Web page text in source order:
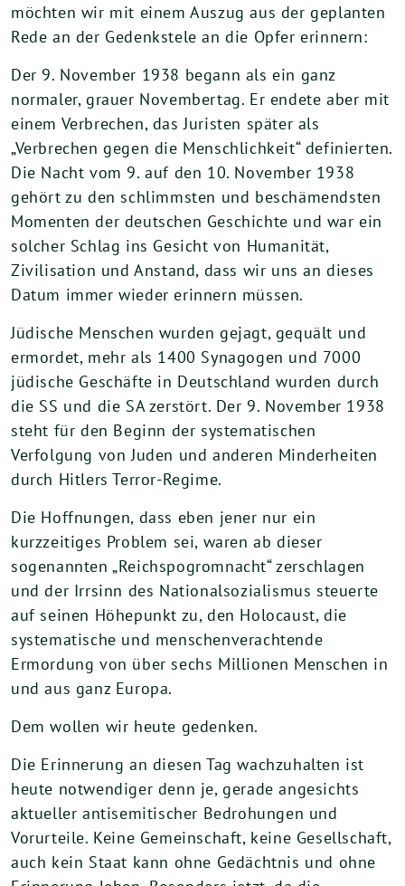
möchten wir mit einem Auszug aus der geplanten
Rede an der Gedenkstele an die Opfer erinnern:
Der 9. November 1938 begann als ein ganz
normaler, grauer Novembertag. Er endete aber mit
einem Verbrechen, das Juristen später als
„Verbrechen gegen die Menschlichkeit“ definierten.
Die Nacht vom 9. auf den 10. November 1938
gehört zu den schlimmsten und beschämendsten
Momenten der deutschen Geschichte und war ein
solcher Schlag ins Gesicht von Humanität,
Zivilisation und Anstand, dass wir uns an dieses
Datum immer wieder erinnern müssen.
Jüdische Menschen wurden gejagt, gequält und
ermordet, mehr als 1400 Synagogen und 7000
jüdische Geschäfte in Deutschland wurden durch
die SS und die SA zerstört. Der 9. November 1938
steht für den Beginn der systematischen
Verfolgung von Juden und anderen Minderheiten
durch Hitlers Terror-Regime.
Die Hoffnungen, dass eben jener nur ein
kurzzeitiges Problem sei, waren ab dieser
sogenannten „Reichspogromnacht“ zerschlagen
und der Irrsinn des Nationalsozialismus steuerte
auf seinen Höhepunkt zu, den Holocaust, die
systematische und menschenverachtende
Ermordung von über sechs Millionen Menschen in
und aus ganz Europa.
Dem wollen wir heute gedenken.
Die Erinnerung an diesen Tag wachzuhalten ist
heute notwendiger denn je, gerade angesichts
aktueller antisemitischer Bedrohungen und
Vorurteile. Keine Gemeinschaft, keine Gesellschaft,
auch kein Staat kann ohne Gedächtnis und ohne